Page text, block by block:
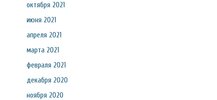
октября 2021
июня 2021
апреля 2021
марта 2021
февраля 2021
декабря 2020
ноября 2020